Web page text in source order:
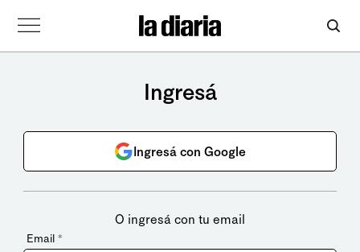
Ingresá
Ingresá con Google
O ingresá con tu email
Email *